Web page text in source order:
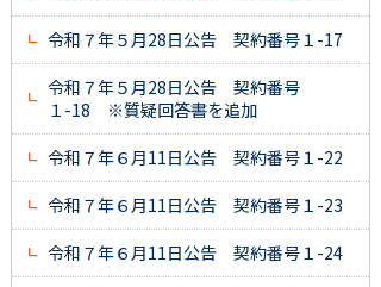
令和７年５月28日公告 契約番号１-17
令和７年５月28日公告 契約番号
１-18 ※質疑回答書を追加
令和７年６月11日公告 契約番号１-22
令和７年６月11日公告 契約番号１-23
令和７年６月11日公告 契約番号１-24